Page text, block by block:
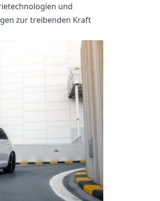
und
zur treibenden Kraft